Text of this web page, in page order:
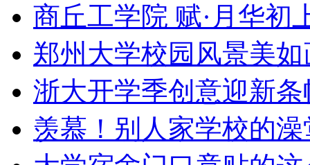
商丘工学院 赋·月华初
郑州大学校园风景美如
浙大开学季创意迎新条
羡慕！别人家学校的